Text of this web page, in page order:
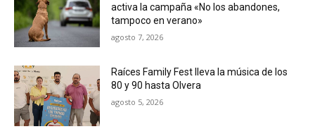
activa la campaña «No los abandones,
tampoco en verano»
agosto 7, 2026
Raíces Family Fest lleva la música de los
80 y 90 hasta Olvera
agosto 5, 2026